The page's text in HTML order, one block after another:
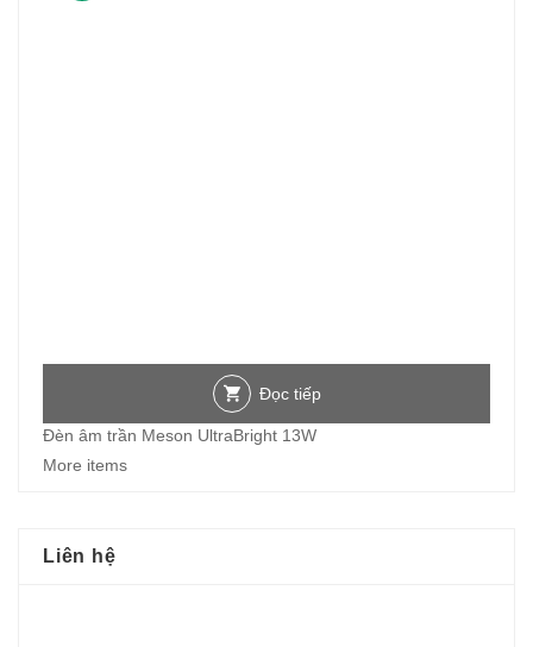
Đọc tiếp
Đèn âm trần Meson UltraBright 13W
More items
Liên hệ